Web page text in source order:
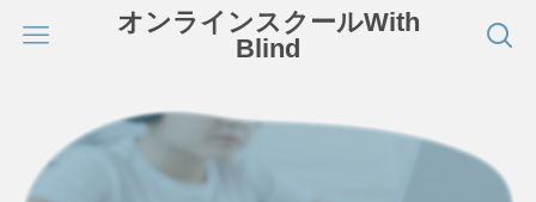
オンラインスクールWith
Blind